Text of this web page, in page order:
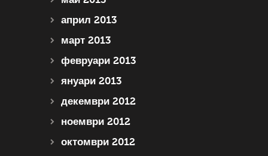
април 2013
март 2013
февруари 2013
януари 2013
декември 2012
ноември 2012
октомври 2012